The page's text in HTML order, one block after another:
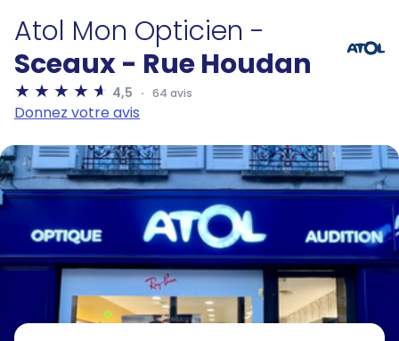
Atol Mon Opticien -
Sceaux - Rue Houdan
4,5 64 avis
Donnez votre avis